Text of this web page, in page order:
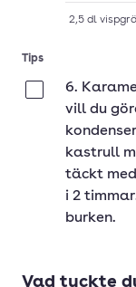
2,5 dl
Tips
6.
vill du
kastrull
täckt
i 2
burken.
Vad tyckte